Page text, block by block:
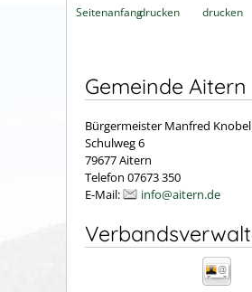
Seitenanfangdrucken
drucken
Gemeinde Aitern
Bürgermeister Manfred Knobel
Schulweg 6
79677 Aitern
Telefon 07673 350
E-Mail:
info@aitern.de